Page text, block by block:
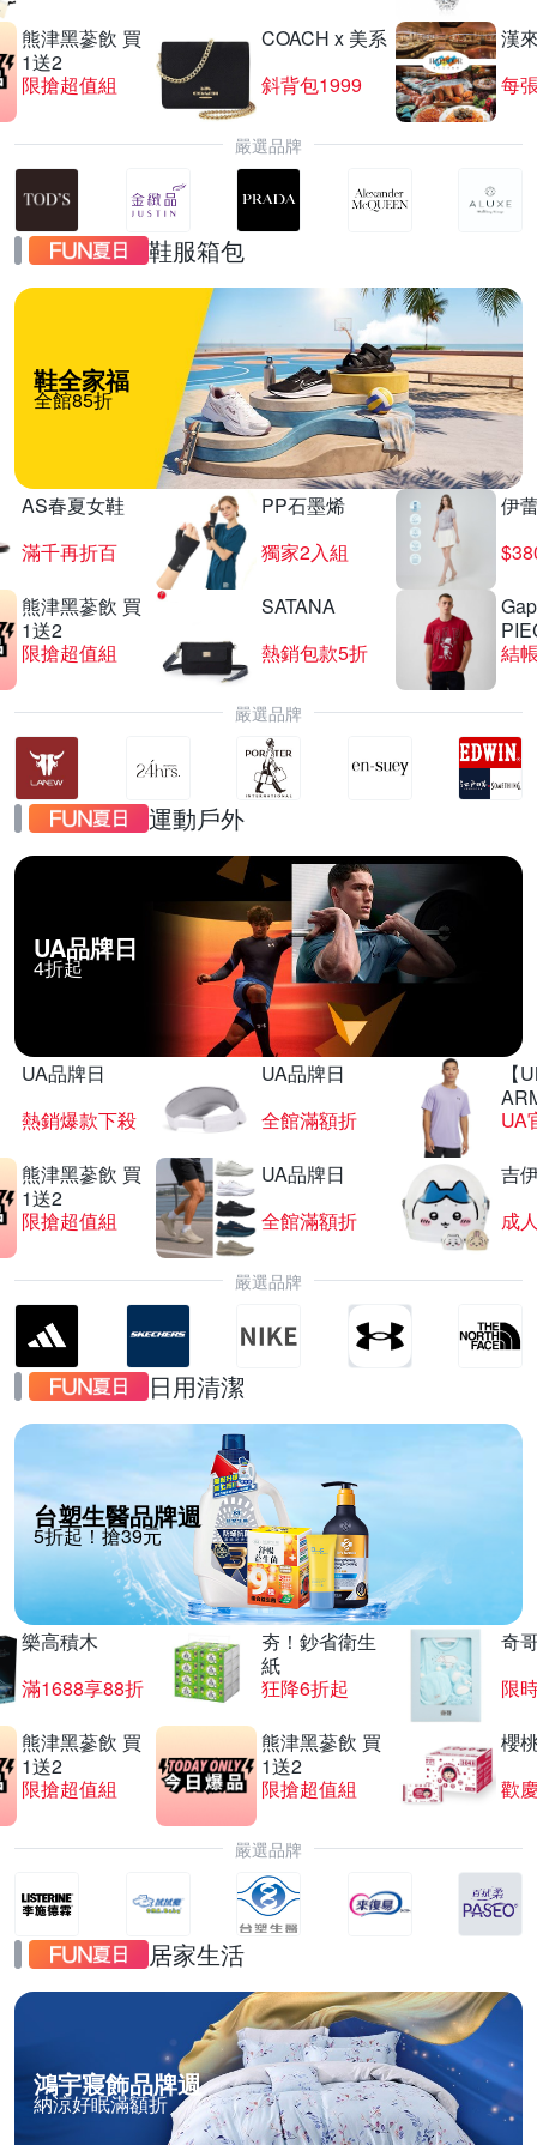
滿1件享86折
熊津黑蔘飲 買
1送2
限搶超值組
COACH x 美系
斜背包1999
漢
每
嚴選品牌
鞋服箱包
鞋全家福
全館85折
AS春夏女鞋
滿千再折百
PP石墨烯
獨家2入組
伊
熊津黑蔘飲 買
1送2
限搶超值組
SATANA
熱銷包款5折
結
嚴選品牌
運動戶外
UA品牌日
4折起
UA品牌日
熱銷爆款下殺
UA品牌日
全館滿額折
【
UA
熊津黑蔘飲 買
1送2
限搶超值組
UA品牌日
全館滿額折
吉
嚴選品牌
日用清潔
台塑生醫品牌週
5折起！搶39元
樂高積木
滿1688享88折
夯！鈔省衛生
紙
狂降6折起
奇
限
熊津黑蔘飲 買
1送2
限搶超值組
熊津黑蔘飲 買
1送2
限搶超值組
櫻
歡
嚴選品牌
居家生活
鴻宇寢飾品牌週
納涼好眠滿額折